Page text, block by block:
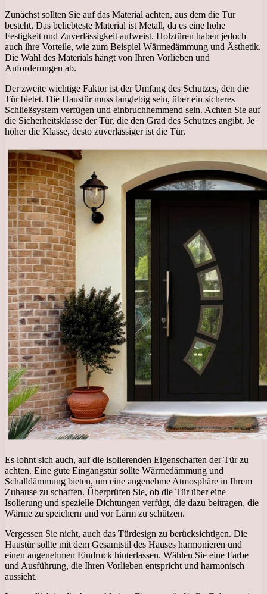
Zunächst sollten Sie auf das Material achten, aus dem die Tür
besteht. Das beliebteste Material ist Metall, da es eine hohe
Festigkeit und Zuverlässigkeit aufweist. Holztüren haben jedoch
auch ihre Vorteile, wie zum Beispiel Wärmedämmung und Ästhetik.
Die Wahl des Materials hängt von Ihren Vorlieben und
Anforderungen ab.
Der zweite wichtige Faktor ist der Umfang des Schutzes, den die
Tür bietet. Die Haustür muss langlebig sein, über ein sicheres
Schließsystem verfügen und einbruchhemmend sein. Achten Sie auf
die Sicherheitsklasse der Tür, die den Grad des Schutzes angibt. Je
höher die Klasse, desto zuverlässiger ist die Tür.
Es lohnt sich auch, auf die isolierenden Eigenschaften der Tür zu
achten. Eine gute Eingangstür sollte Wärmedämmung und
Schalldämmung bieten, um eine angenehme Atmosphäre in Ihrem
Zuhause zu schaffen. Überprüfen Sie, ob die Tür über eine
Isolierung und spezielle Dichtungen verfügt, die dazu beitragen, die
Wärme zu speichern und vor Lärm zu schützen.
Vergessen Sie nicht, auch das Türdesign zu berücksichtigen. Die
Haustür sollte mit dem Gesamtstil des Hauses harmonieren und
einen angenehmen Eindruck hinterlassen. Wählen Sie eine Farbe
und Ausführung, die Ihren Vorlieben entspricht und harmonisch
aussieht.